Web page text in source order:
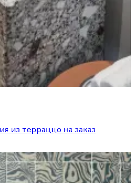
из терраццо на заказ